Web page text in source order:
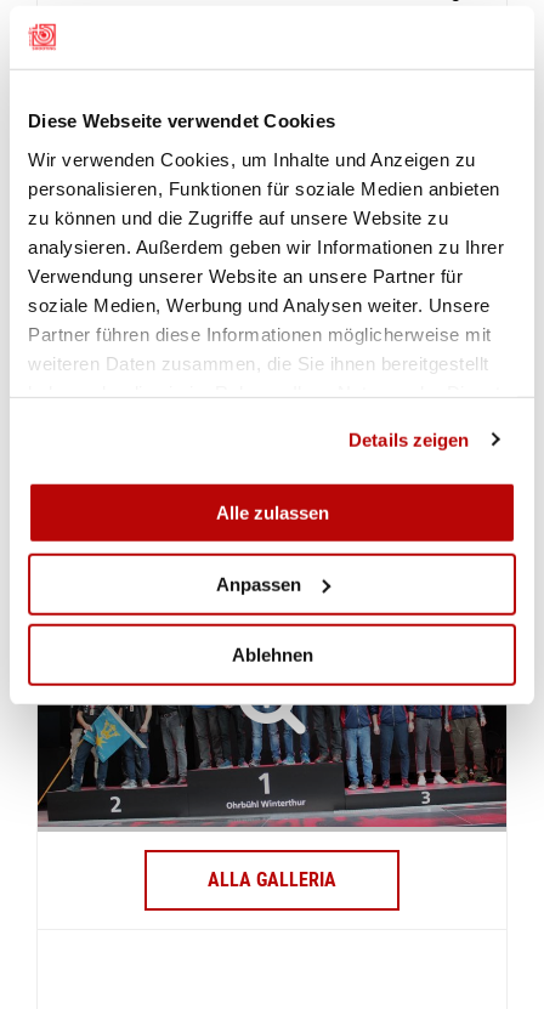
Diese Webseite verwendet Cookies
Wir verwenden Cookies, um Inhalte und Anzeigen zu
personalisieren, Funktionen für soziale Medien anbieten
zu können und die Zugriffe auf unsere Website zu
analysieren. Außerdem geben wir Informationen zu Ihrer
Verwendung unserer Website an unsere Partner für
soziale Medien, Werbung und Analysen weiter. Unsere
Partner führen diese Informationen möglicherweise mit
weiteren Daten zusammen, die Sie ihnen bereitgestellt
Details zeigen
Alle zulassen
Anpassen
Ablehnen
(657).
RESULTATE
Final Feld A
Final Feld D
PODESTFOTOS UND IMPRESSIONEN
ALLA GALLERIA